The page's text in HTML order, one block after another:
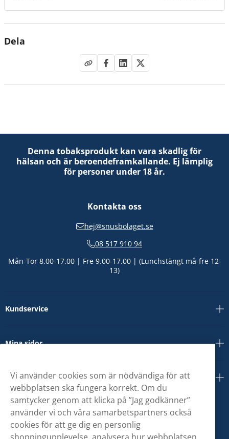
Dela
Denna tobaksprodukt kan vara skadlig för
hälsan och är beroendeframkallande. Ej lämplig
för personer under 18 år.
Kontakta oss
hej@snusbolaget.se
08 517 910 94
Mån-Tor 8.00-17.00 | Fre 9.00-17.00 | (Lunchstängt må-fre 12-
13)
Kundservice
Mina sidor
Om oss
Vi använder cookies som är nödvändiga för att
webbplatsen ska fungera korrekt. Om du
samtycker genom att klicka på ”Jag godkänner”
använder vi och våra samarbetspartners också
cookies för att ge dig en personlig